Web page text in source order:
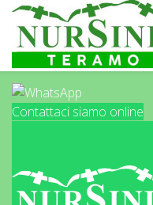
Contattaci siamo online